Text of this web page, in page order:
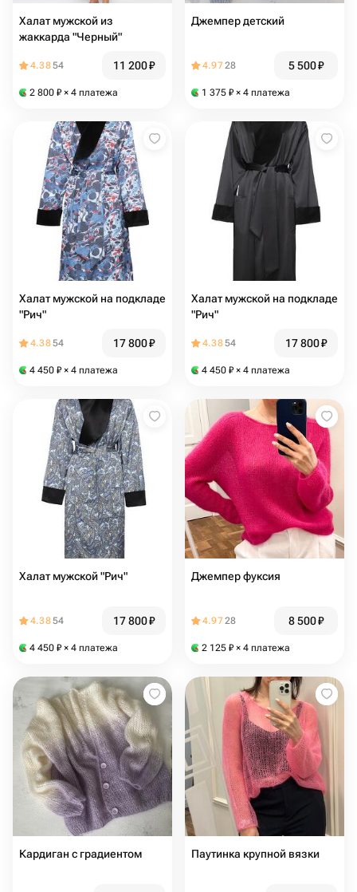
Халат мужской из
жаккарда "Черный"
4.3854 11 200₽
2 800 ₽ × 4 платежа
Джемпер детский
4.9728 5 500₽
1 375 ₽ × 4 платежа
Халат мужской на подкладе
"Рич"
4.3854 17 800₽
4 450 ₽ × 4 платежа
Халат мужской на подкладе
"Рич"
4.3854 17 800₽
4 450 ₽ × 4 платежа
Халат мужской "Рич"
4.3854 17 800₽
4 450 ₽ × 4 платежа
Джемпер фуксия
4.9728 8 500₽
2 125 ₽ × 4 платежа
Кардиган с градиентом Паутинка крупной вязки